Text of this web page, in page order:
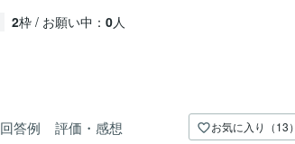
2枠 / お願い中： 0人
回答例 評価・感想 お気に入り（13）